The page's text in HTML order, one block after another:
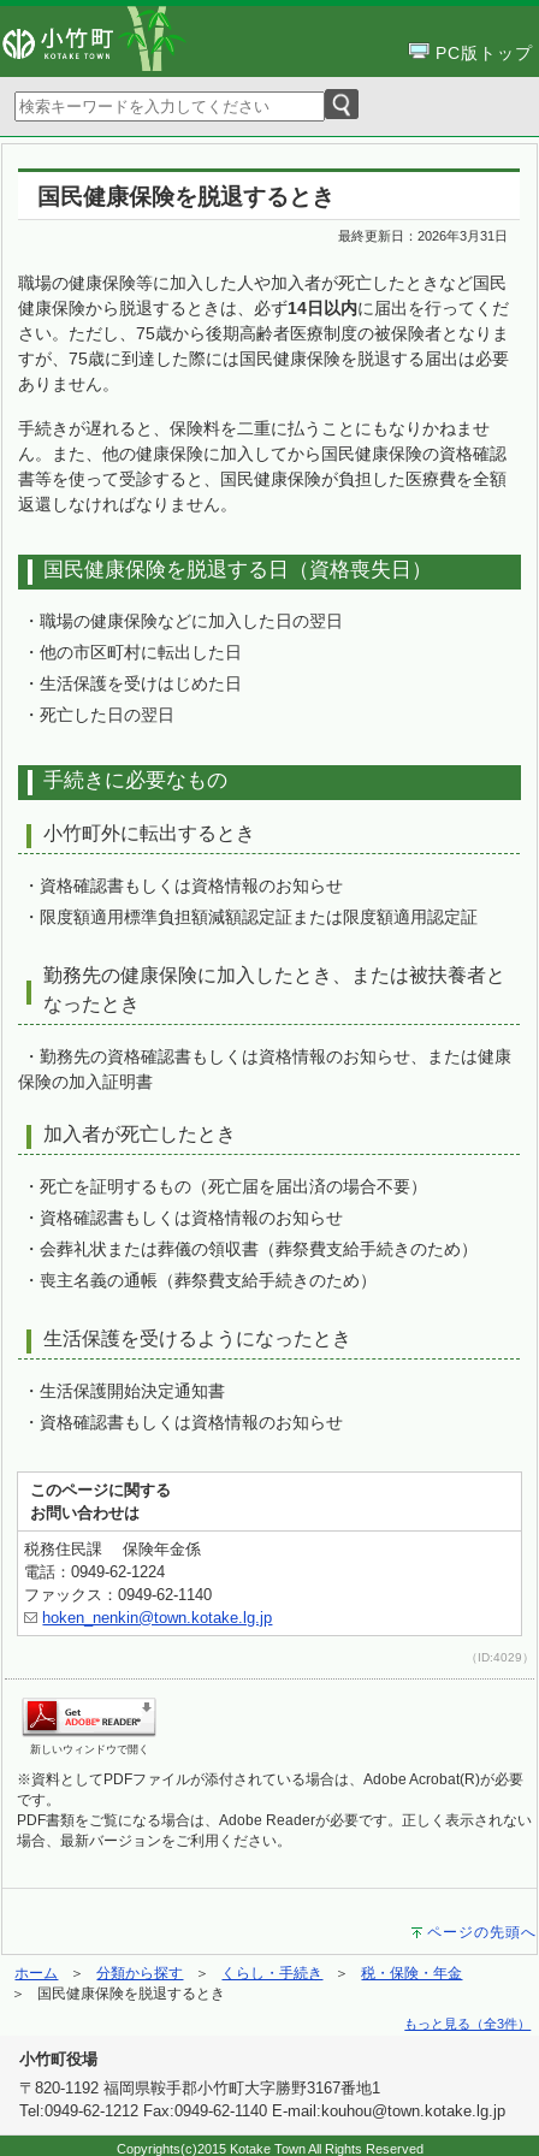
PC版トップ
国民健康保険を脱退するとき
最終更新日：2026年3月31日
職場の健康保険等に加入した人や加入者が死亡したときなど国民
健康保険から脱退するときは、必ず14日以内に届出を行ってくだ
さい。ただし、75歳から後期高齢者医療制度の被保険者となりま
すが、75歳に到達した際には国民健康保険を脱退する届出は必要
ありません。
手続きが遅れると、保険料を二重に払うことにもなりかねませ
ん。また、他の健康保険に加入してから国民健康保険の資格確認
書等を使って受診すると、国民健康保険が負担した医療費を全額
返還しなければなりません。
国民健康保険を脱退する日（資格喪失日）
・職場の健康保険などに加入した日の翌日
・他の市区町村に転出した日
・生活保護を受けはじめた日
・死亡した日の翌日
手続きに必要なもの
小竹町外に転出するとき
・資格確認書もしくは資格情報のお知らせ
・限度額適用標準負担額減額認定証または限度額適用認定証
勤務先の健康保険に加入したとき、または被扶養者と
なったとき
・勤務先の資格確認書もしくは資格情報のお知らせ、または健康
保険の加入証明書
加入者が死亡したとき
・死亡を証明するもの（死亡届を届出済の場合不要）
・資格確認書もしくは資格情報のお知らせ
・会葬礼状または葬儀の領収書（葬祭費支給手続きのため）
・喪主名義の通帳（葬祭費支給手続きのため）
生活保護を受けるようになったとき
・生活保護開始決定通知書
・資格確認書もしくは資格情報のお知らせ
このページに関する
お問い合わせは
税務住民課 保険年金係
電話：0949-62-1224
ファックス：0949-62-1140
hoken_nenkin@town.kotake.lg.jp
（ID:4029）
新しいウィンドウで開く
※資料としてPDFファイルが添付されている場合は、Adobe Acrobat(R)が必要
です。
PDF書類をご覧になる場合は、Adobe Readerが必要です。正しく表示されない
場合、最新バージョンをご利用ください。
ページの先頭へ
ホーム 分類から探す くらし・手続き
税・保険・年金
国民健康保険を脱退するとき
もっと見る（全3件）
小竹町役場
〒820-1192 福岡県鞍手郡小竹町大字勝野3167番地1
Tel:0949-62-1212 Fax:0949-62-1140 E-mail:kouhou@town.kotake.lg.jp
Copyrights(c)2015 Kotake Town All Rights Reserved